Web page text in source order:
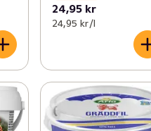
24,95 kr
24,95 kr /l